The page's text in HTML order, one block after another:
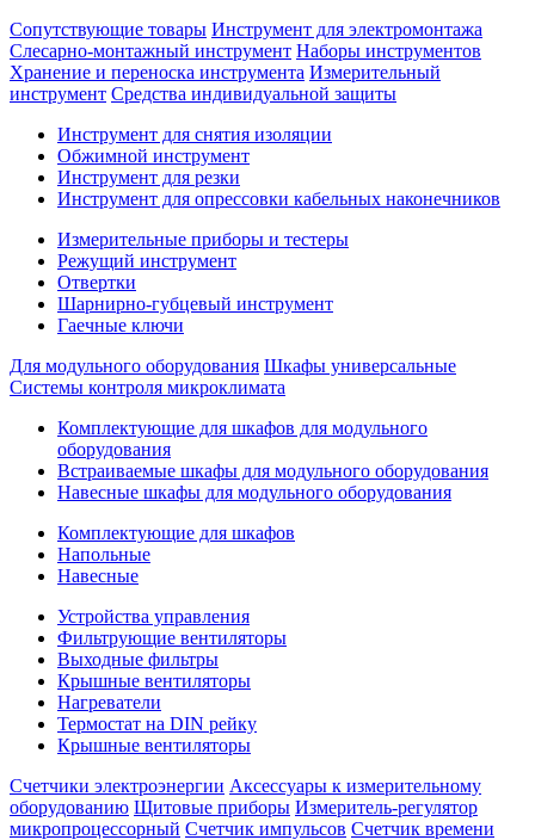
Сопутствующие товары Инструмент для электромонтажа
Слесарно-монтажный инструмент Наборы инструментов
Хранение и переноска инструмента Измерительный
инструмент Средства индивидуальной защиты
Инструмент для снятия изоляции
Обжимной инструмент
Инструмент для резки
Инструмент для опрессовки кабельных наконечников
Измерительные приборы и тестеры
Режущий инструмент
Отвертки
Шарнирно-губцевый инструмент
Гаечные ключи
Для модульного оборудования Шкафы универсальные
Системы контроля микроклимата
Комплектующие для шкафов для модульного
оборудования
Встраиваемые шкафы для модульного оборудования
Навесные шкафы для модульного оборудования
Комплектующие для шкафов
Напольные
Навесные
Устройства управления
Фильтрующие вентиляторы
Выходные фильтры
Крышные вентиляторы
Нагреватели
Термостат на DIN рейку
Крышные вентиляторы
Счетчики электроэнергии Аксессуары к измерительному
оборудованию Щитовые приборы Измеритель-регулятор
микропроцессорный Счетчик импульсов Счетчик времени